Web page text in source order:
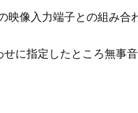
映像入力端子との組み合
に指定したところ無事音